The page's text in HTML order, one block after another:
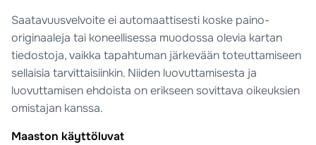
Saatavuusvelvoite ei automaattisesti koske paino-
originaaleja tai koneellisessa muodossa olevia kartan
tiedostoja, vaikka tapahtuman järkevään toteuttamiseen
sellaisia tarvittaisiinkin. Niiden luovuttamisesta ja
luovuttamisen ehdoista on erikseen sovittava oikeuksien
omistajan kanssa.
Maaston käyttöluvat